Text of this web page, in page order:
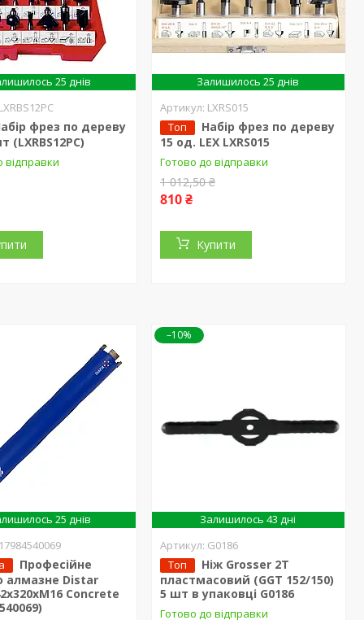
25 днів
фрез по дереву
(LXRBS12PC)
відправки
Залишилось 25 днів
LXRS015
Топ
Набір фрез по дереву
15 од. LEX LXRS015
Готово до відправки
1 012,50 ₴
810 ₴
Купити
25 днів
Професійне
алмазне Distar
Concrete
–10%
Залишилось 43 дні
G0186
Топ
Ніж Grosser 2Т
пластмасовий (GGT 152/150)
5 шт в упаковці G0186
Готово до відправки